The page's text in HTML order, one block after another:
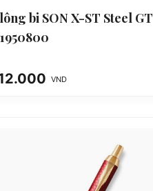
bi SON X-ST Steel GT
VND